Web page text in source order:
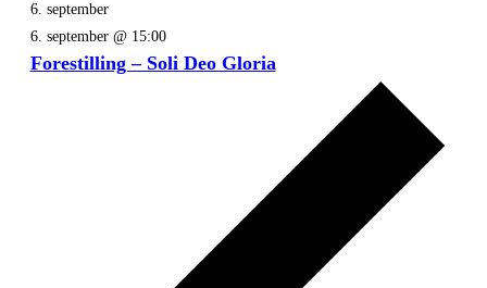
6. september
6. september @ 15:00
Forestilling – Soli Deo Gloria